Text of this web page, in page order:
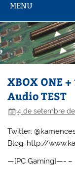
MENU
XBOX ONE
Audio TEST
4 de setembre
Twitter:
Blog: http://
—[PC Gaming]—- –